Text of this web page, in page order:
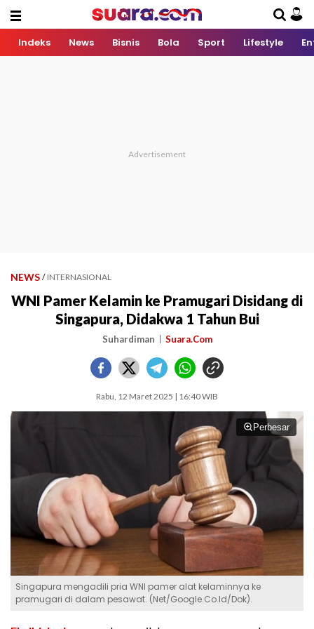
Indeks News Bisnis Bola Sport Lifestyle
NEWS / INTERNASIONAL
WNI Pamer Kelamin ke Pramugari Disidang di
Singapura, Didakwa 1 Tahun Bui
Suhardiman Suara.Com
Rabu, 12 Maret 2025 | 16:40 WIB
Perbesar
Singapura mengadili pria WNI pamer alat kelaminnya ke
pramugari di dalam pesawat. (Net/Google.Co.Id/Dok).